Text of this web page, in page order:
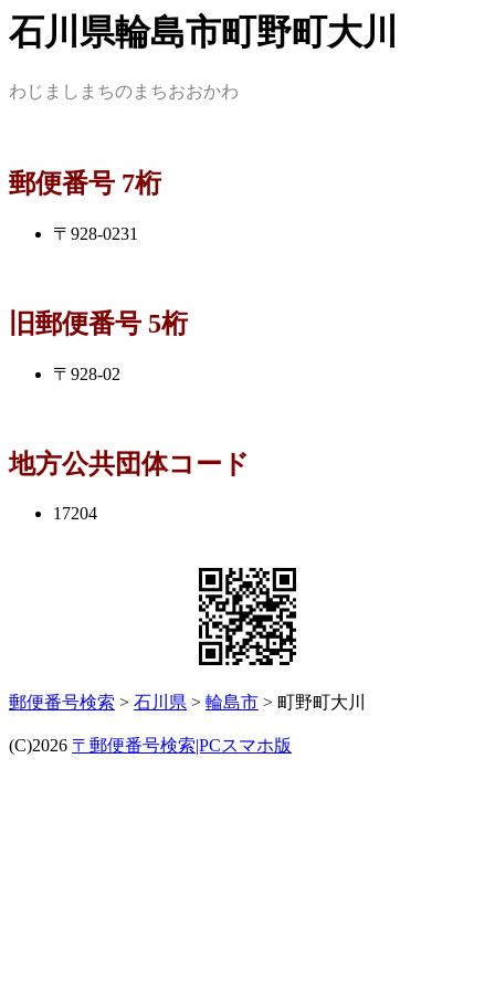
石川県輪島市町野町大川
わじましまちのまちおおかわ
郵便番号 7桁
〒928-0231
旧郵便番号 5桁
〒928-02
地方公共団体コード
17204
郵便番号検索 > 石川県 > 輪島市 > 町野町大川
(C)2026 〒郵便番号検索|PCスマホ版